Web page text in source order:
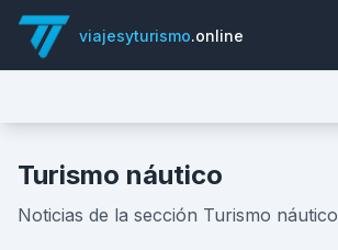
viajesyturismo.online
Turismo náutico
Noticias de la sección Turismo náutico